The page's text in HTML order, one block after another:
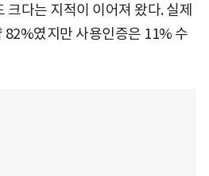
크다는 지적이 이어져 왔다. 실제
82%였지만 사용인증은 11% 수